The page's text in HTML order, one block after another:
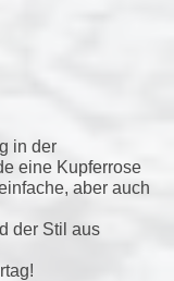
in der
eine Kupferrose
aber auch
der Stil aus